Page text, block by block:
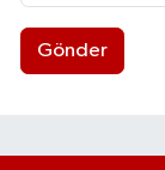
Gönder